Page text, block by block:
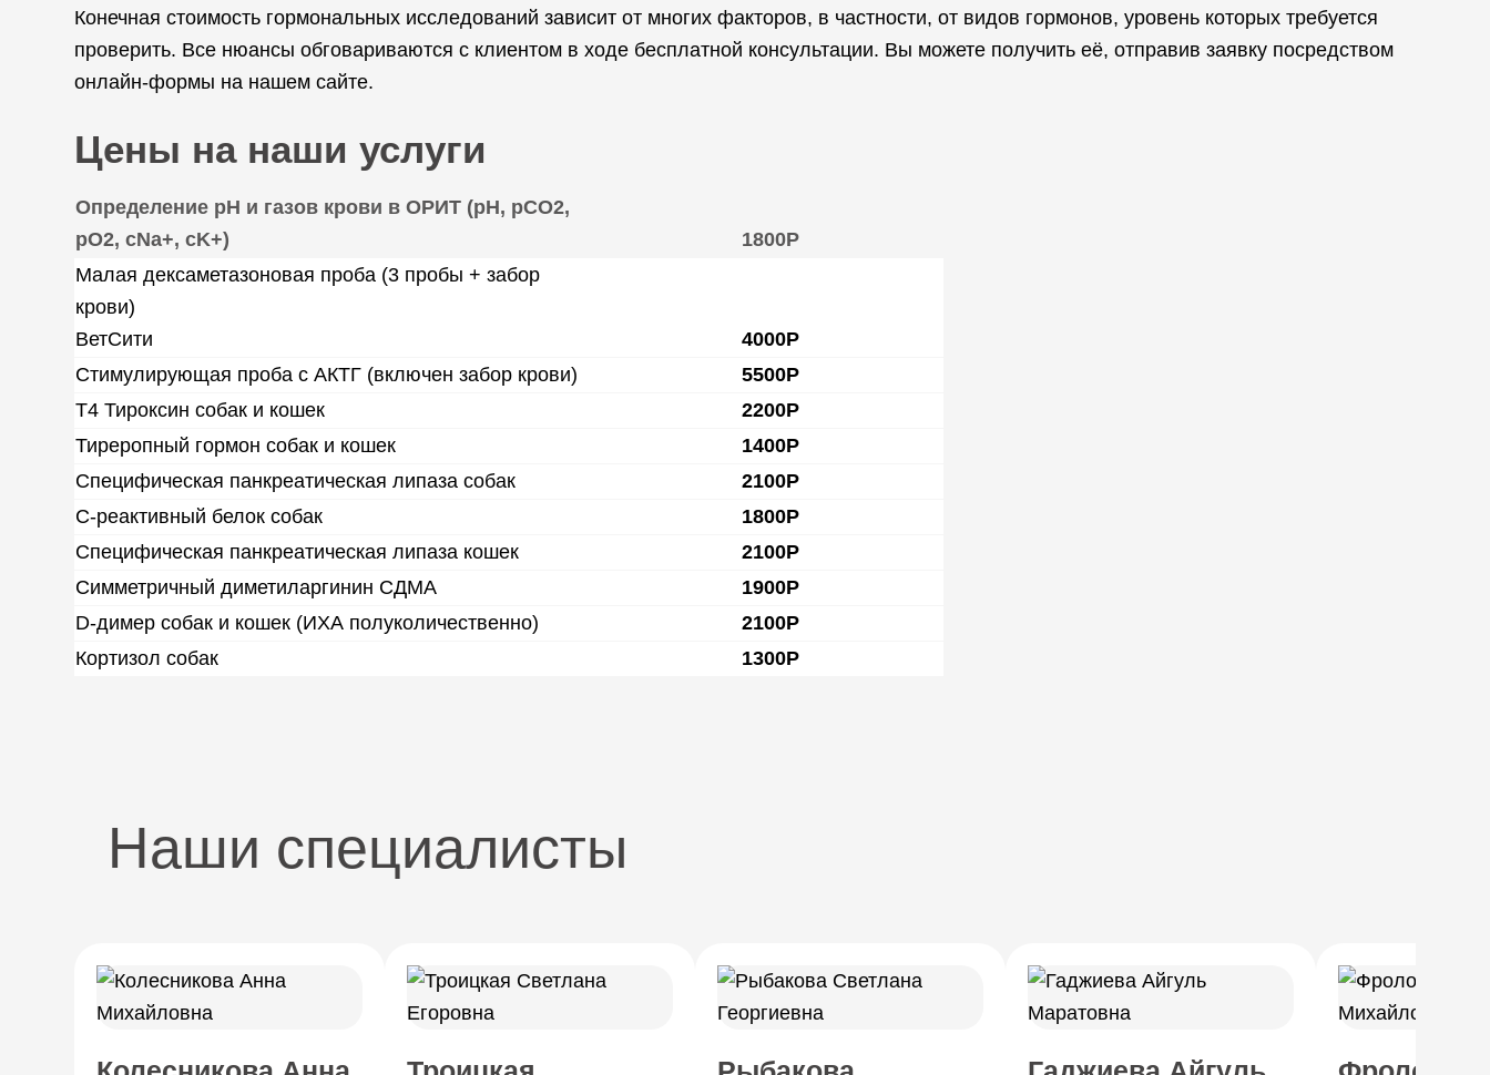
Конечная стоимость гормональных исследований зависит от многих факторов, в частности, от видов гормонов, уровень которых требуется
проверить. Все нюансы обговариваются с клиентом в ходе бесплатной консультации. Вы можете получить её, отправив заявку посредством
онлайн-формы на нашем сайте.
Цены на наши услуги
Определение рН и газов крови в ОРИТ (рH, pCO2,
pO2, cNa+, cK+)
1800Р
Малая дексаметазоновая проба (3 пробы + забор
крови)
ВетСити
4000Р
Стимулирующая проба с АКТГ (включен забор крови)
5500Р
Т4 Тироксин собак и кошек
2200Р
Тиреропный гормон собак и кошек
1400Р
Специфическая панкреатическая липаза собак
2100Р
С-реактивный белок собак
1800Р
Специфическая панкреатическая липаза кошек
2100Р
Симметричный диметиларгинин СДМА
1900Р
D-димер собак и кошек (ИХА полуколичественно)
2100Р
Кортизол собак
1300Р
Наши специалисты